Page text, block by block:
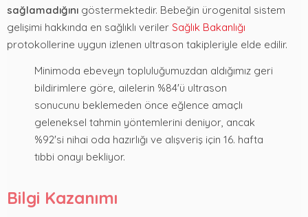
sağlamadığını göstermektedir. Bebeğin ürogenital sistem
gelişimi hakkında en sağlıklı veriler Sağlık Bakanlığı
protokollerine uygun izlenen ultrason takipleriyle elde edilir.
Minimoda ebeveyn topluluğumuzdan aldığımız geri
bildirimlere göre, ailelerin %84'ü ultrason
sonucunu beklemeden önce eğlence amaçlı
geleneksel tahmin yöntemlerini deniyor, ancak
%92'si nihai oda hazırlığı ve alışveriş için 16. hafta
tıbbi onayı bekliyor.
Bilgi Kazanımı